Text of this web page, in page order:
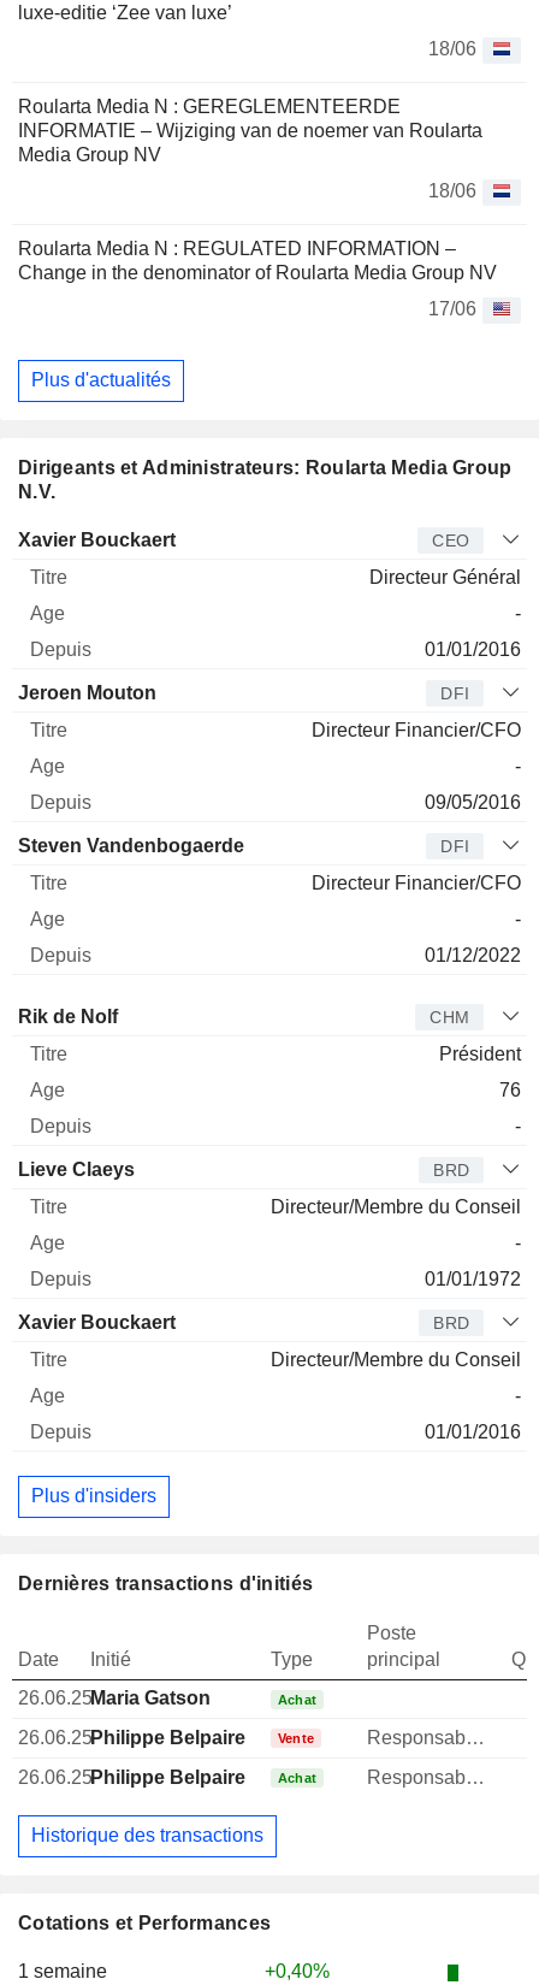
luxe-editie ‘Zee van luxe’
18/06
Roularta Media N : GEREGLEMENTEERDE
INFORMATIE – Wijziging van de noemer van Roularta
Media Group NV
18/06
Roularta Media N : REGULATED INFORMATION –
Change in the denominator of Roularta Media Group NV
17/06
Plus d'actualités
Cotations et Performances
1 semaine +0,40%
Dirigeants et Administrateurs: Roularta Media Group
N.V.
Dirigeant Titre Age
Xavier Bouckaert CEO
Directeur Général
-
01/01/2016
Jeroen Mouton DFI
Directeur Financier/CFO
-
09/05/2016
Steven Vandenbogaerde DFI
Directeur Financier/CFO
-
01/12/2022
Administrateur
Rik de Nolf CHM
Président
76
-
Lieve Claeys BRD
Directeur/Membre du Conseil
-
01/01/1972
Xavier Bouckaert BRD
Directeur/Membre du Conseil
-
01/01/2016
Plus d'insiders
Dernières transactions d'initiés
Date Initié Type
Poste
principal
26.06.25Maria Gatson Achat
26.06.25Philippe Belpaire Vente
Responsable ventes & marketing
26.06.25Philippe Belpaire Achat Responsable ventes & marketing
Historique des transactions